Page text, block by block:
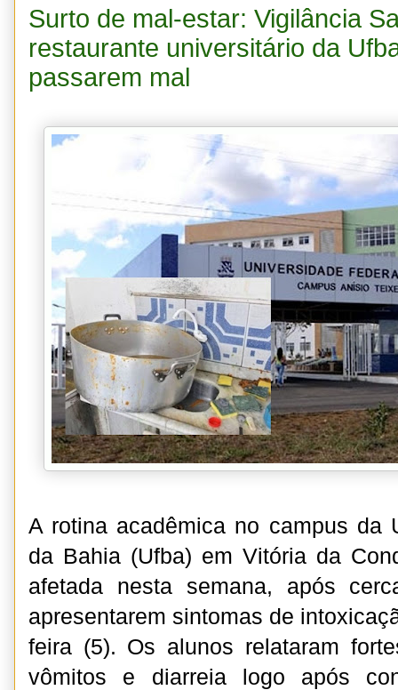
Surto de mal-estar: Vigilância
restaurante universitário da
passarem mal
A rotina acadêmica no campus da
da Bahia (Ufba) em Vitória da
afetada nesta semana, após
apresentarem sintomas de
feira (5). Os alunos relataram
vômitos e diarreia logo após